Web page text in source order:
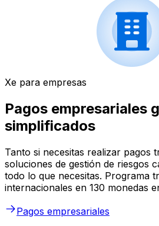
Xe para empresas
Pagos empresariales
simplificados
Tanto si necesitas realizar pagos
soluciones de gestión de riesgos
todo lo que necesitas. Programa
internacionales en 130 monedas
Pagos empresariales